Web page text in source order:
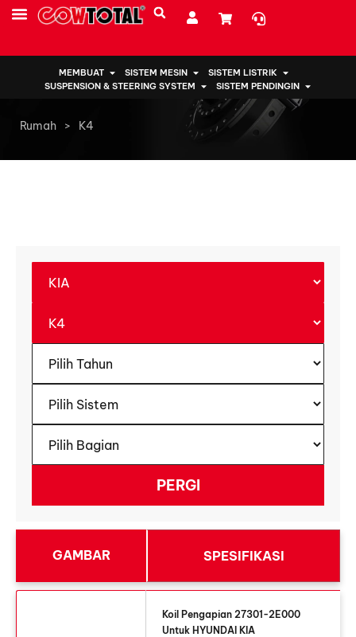
MEMBUAT SISTEM MESIN
SISTEM LISTRIK
SUSPENSION & STEERING SYSTEM
SISTEM PENDINGIN
Rumah > K4
GAMBAR SPESIFIKASI
Koil Pengapian 27301-2E000
Untuk HYUNDAI KIA